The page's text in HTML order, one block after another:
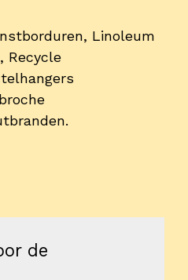
Linoleum
Recycle
de